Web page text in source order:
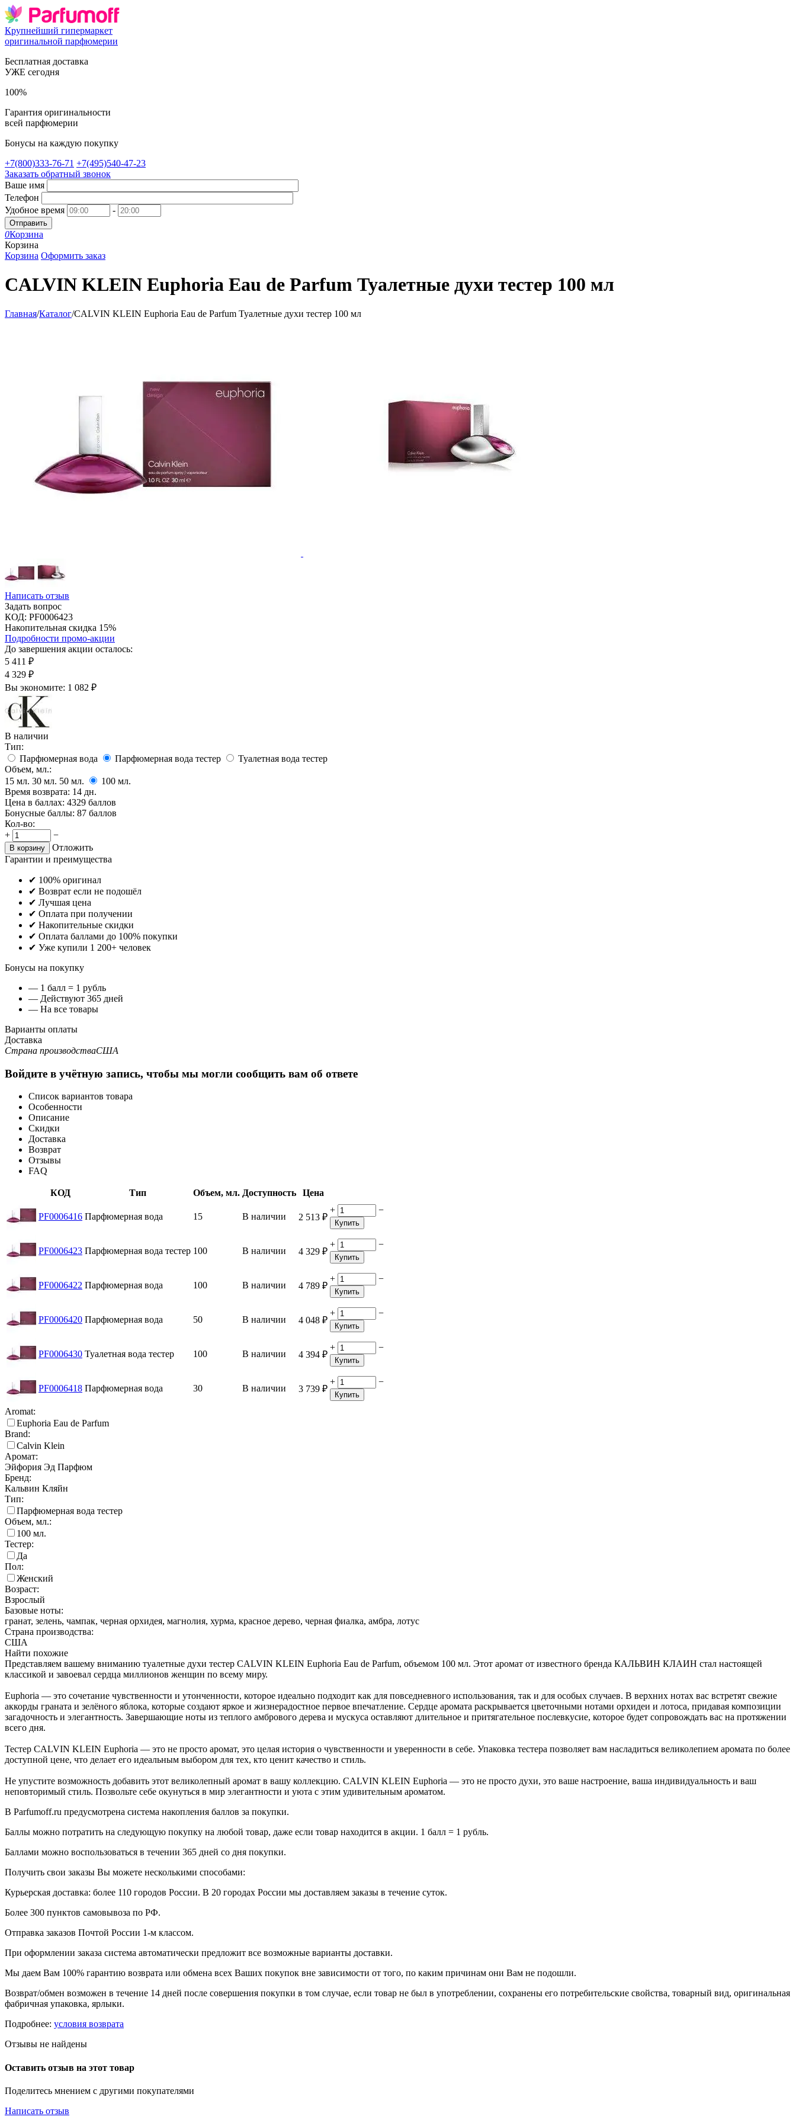
Крупнейший гипермаркет
оригинальной парфюмерии
Бесплатная доставка
УЖЕ сегодня
100%
Гарантия оригинальности
всей парфюмерии
Бонусы на каждую покупку
+7(800)333-76-71 +7(495)540-47-23
Заказать обратный звонок
Ваше имя
Телефон
Удобное время
-
Отправить
0Корзина
Корзина
Корзина Оформить заказ
CALVIN KLEIN Euphoria Eau de Parfum Туалетные духи тестер 100 мл
Главная/Каталог/CALVIN KLEIN Euphoria Eau de Parfum Туалетные духи тестер 100 мл
Написать отзыв
Задать вопрос
КОД: PF0006423
Накопительная скидка 15%
Подробности промо-акции
До завершения акции осталось:
5 411 ₽
4 329 ₽
Вы экономите: 1 082 ₽
В наличии
Тип:
Парфюмерная вода
Парфюмерная вода тестер
Туалетная вода тестер
Объем, мл.:
15 мл. 30 мл. 50 мл. 100 мл.
Время возврата: 14 дн.
Цена в баллах: 4329 баллов
Бонусные баллы: 87 баллов
Кол-во:
+
−
В корзину
Отложить
Гарантии и преимущества
✔ 100% оригинал
✔ Возврат если не подошёл
✔ Лучшая цена
✔ Оплата при получении
✔ Накопительные скидки
✔ Оплата баллами до 100% покупки
✔ Уже купили 1 200+ человек
Бонусы на покупку
— 1 балл = 1 рубль
— Действуют 365 дней
— На все товары
Варианты оплаты
Доставка
Страна производстваСША
Войдите в учётную запись, чтобы мы могли сообщить вам об ответе
Список вариантов товара
Особенности
Описание
Скидки
Доставка
Возврат
Отзывы
FAQ
КОД Тип Объем, мл. Доступность Цена
PF0006416 Парфюмерная вода 15 В наличии 2 513 ₽
+ −
Купить
PF0006423 Парфюмерная вода тестер 100 В наличии 4 329 ₽
+ −
Купить
PF0006422 Парфюмерная вода 100 В наличии 4 789 ₽
+ −
Купить
PF0006420 Парфюмерная вода 50 В наличии 4 048 ₽
+ −
Купить
PF0006430 Туалетная вода тестер 100 В наличии 4 394 ₽
+ −
Купить
PF0006418 Парфюмерная вода 30 В наличии 3 739 ₽
+ −
Купить
Aromat:
Euphoria Eau de Parfum
Brand:
Calvin Klein
Аромат:
Эйфория Эд Парфюм
Бренд:
Кальвин Кляйн
Тип:
Парфюмерная вода тестер
Объем, мл.:
100 мл.
Тестер:
Да
Пол:
Женский
Возраст:
Взрослый
Базовые ноты:
гранат, зелень, чампак, черная орхидея, магнолия, хурма, красное дерево, черная фиалка, амбра, лотус
Страна производства:
США
Найти похожие
Представляем вашему вниманию туалетные духи тестер CALVIN KLEIN Euphoria Eau de Parfum, объемом 100 мл. Этот аромат от известного бренда КАЛЬВИН КЛАИН стал настоящей
классикой и завоевал сердца миллионов женщин по всему миру.
Euphoria — это сочетание чувственности и утонченности, которое идеально подходит как для повседневного использования, так и для особых случаев. В верхних нотах вас встретят свежие
аккорды граната и зелёного яблока, которые создают яркое и жизнерадостное первое впечатление. Сердце аромата раскрывается цветочными нотами орхидеи и лотоса, придавая композиции
загадочность и элегантность. Завершающие ноты из теплого амбрового дерева и мускуса оставляют длительное и притягательное послевкусие, которое будет сопровождать вас на протяжении
всего дня.
Тестер CALVIN KLEIN Euphoria — это не просто аромат, это целая история о чувственности и уверенности в себе. Упаковка тестера позволяет вам насладиться великолепием аромата по более
доступной цене, что делает его идеальным выбором для тех, кто ценит качество и стиль.
Не упустите возможность добавить этот великолепный аромат в вашу коллекцию. CALVIN KLEIN Euphoria — это не просто духи, это ваше настроение, ваша индивидуальность и ваш
неповторимый стиль. Позвольте себе окунуться в мир элегантности и уюта с этим удивительным ароматом.
В Parfumoff.ru предусмотрена система накопления баллов за покупки.
Баллы можно потратить на следующую покупку на любой товар, даже если товар находится в акции. 1 балл = 1 рубль.
Баллами можно воспользоваться в течении 365 дней со дня покупки.
Получить свои заказы Вы можете несколькими способами:
Курьерская доставка: более 110 городов России. В 20 городах России мы доставляем заказы в течение суток.
Более 300 пунктов самовывоза по РФ.
Отправка заказов Почтой России 1-м классом.
При оформлении заказа система автоматически предложит все возможные варианты доставки.
Мы даем Вам 100% гарантию возврата или обмена всех Ваших покупок вне зависимости от того, по каким причинам они Вам не подошли.
Возврат/обмен возможен в течение 14 дней после совершения покупки в том случае, если товар не был в употреблении, сохранены его потребительские свойства, товарный вид, оригинальная
фабричная упаковка, ярлыки.
Подробнее: условия возврата
Отзывы не найдены
Оставить отзыв на этот товар
Поделитесь мнением с другими покупателями
Написать отзыв